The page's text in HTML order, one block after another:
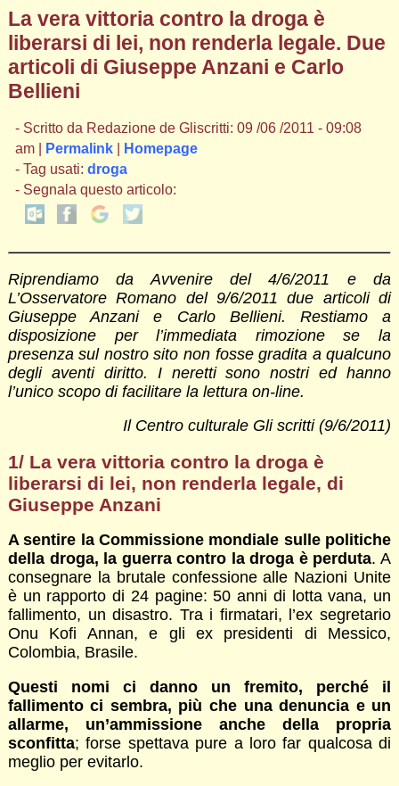
La vera vittoria contro la droga è
liberarsi di lei, non renderla legale. Due
articoli di Giuseppe Anzani e Carlo
Bellieni
- Scritto da Redazione de Gliscritti: 09 /06 /2011 - 09:08
am |
Permalink|
Homepage
- Tag usati: droga
- Segnala questo articolo:
Riprendiamo da Avvenire del 4/6/2011 e da
L’Osservatore Romano del 9/6/2011 due articoli di
Giuseppe Anzani e Carlo Bellieni. Restiamo a
disposizione per l’immediata rimozione se la
presenza sul nostro sito non fosse gradita a qualcuno
degli aventi diritto. I neretti sono nostri ed hanno
l’unico scopo di facilitare la lettura on-line.
Il Centro culturale Gli scritti (9/6/2011)
1/ La vera vittoria contro la droga è
liberarsi di lei, non renderla legale, di
Giuseppe Anzani
A sentire la Commissione mondiale sulle politiche
della droga, la guerra contro la droga è perduta. A
consegnare la brutale confessione alle Nazioni Unite
è un rapporto di 24 pagine: 50 anni di lotta vana, un
fallimento, un disastro. Tra i firmatari, l’ex segretario
Onu Kofi Annan, e gli ex presidenti di Messico,
Colombia, Brasile.
Questi nomi ci danno un fremito, perché il
fallimento ci sembra, più che una denuncia e un
allarme, un’ammissione anche della propria
sconfitta; forse spettava pure a loro far qualcosa di
meglio per evitarlo.